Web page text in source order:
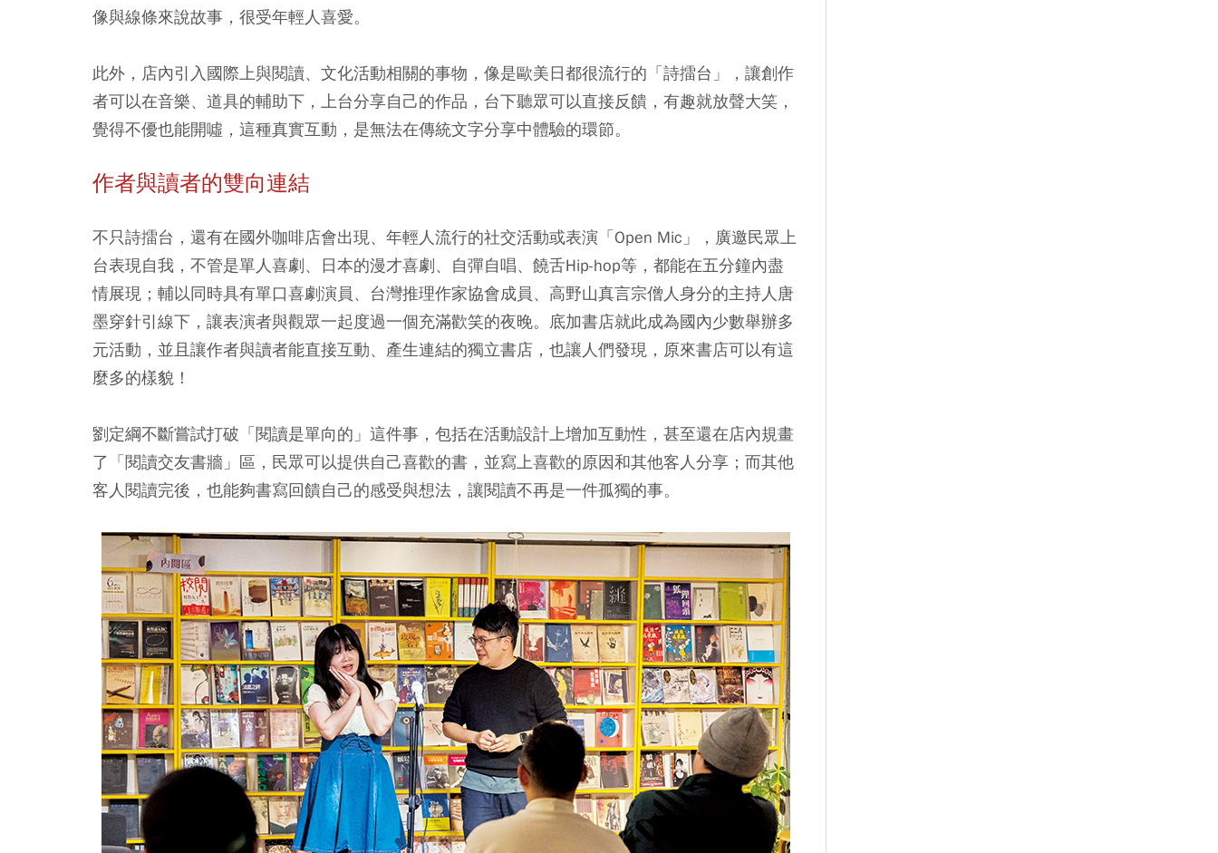
像與線條來說故事，很受年輕人喜愛。
此外，店內引入國際上與閱讀、文化活動相關的事物，像是歐美日都很流行的「詩擂台」，讓創作
者可以在音樂、道具的輔助下，上台分享自己的作品，台下聽眾可以直接反饋，有趣就放聲大笑，
覺得不優也能開噓，這種真實互動，是無法在傳統文字分享中體驗的環節。
作者與讀者的雙向連結
不只詩擂台，還有在國外咖啡店會出現、年輕人流行的社交活動或表演「Open Mic」，廣邀民眾上
台表現自我，不管是單人喜劇、日本的漫才喜劇、自彈自唱、饒舌Hip-hop等，都能在五分鐘內盡
情展現；輔以同時具有單口喜劇演員、台灣推理作家協會成員、高野山真言宗僧人身分的主持人唐
墨穿針引線下，讓表演者與觀眾一起度過一個充滿歡笑的夜晚。底加書店就此成為國內少數舉辦多
元活動，並且讓作者與讀者能直接互動、產生連結的獨立書店，也讓人們發現，原來書店可以有這
麼多的樣貌！
劉定綱不斷嘗試打破「閱讀是單向的」這件事，包括在活動設計上增加互動性，甚至還在店內規畫
了「閱讀交友書牆」區，民眾可以提供自己喜歡的書，並寫上喜歡的原因和其他客人分享；而其他
客人閱讀完後，也能夠書寫回饋自己的感受與想法，讓閱讀不再是一件孤獨的事。